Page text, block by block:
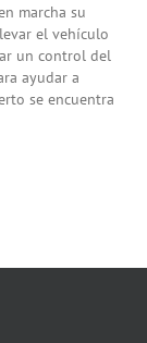
marcha su
el vehículo
un control del
ayudar a
se encuentra